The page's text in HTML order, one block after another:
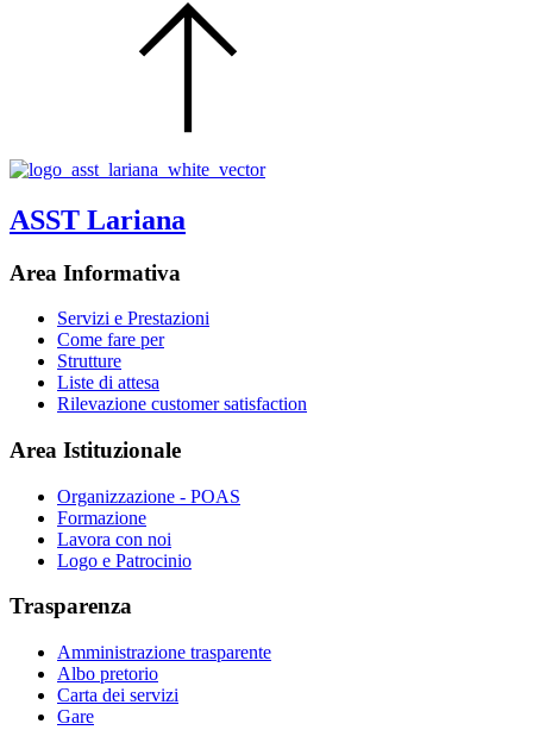
ASST Lariana
Area Informativa
Servizi e Prestazioni
Come fare per
Strutture
Liste di attesa
Rilevazione customer satisfaction
Area Istituzionale
Organizzazione - POAS
Formazione
Lavora con noi
Logo e Patrocinio
Trasparenza
Amministrazione trasparente
Albo pretorio
Carta dei servizi
Gare